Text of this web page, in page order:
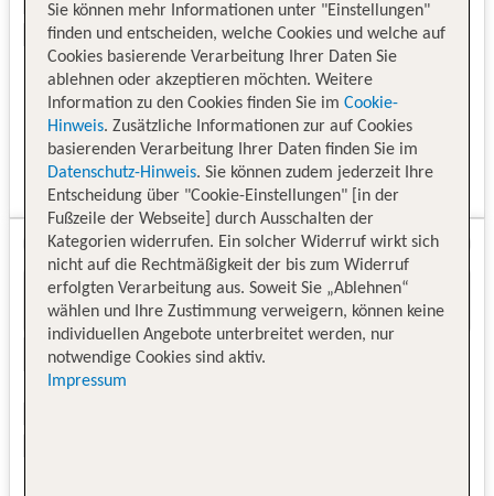
Sie können mehr Informationen unter "Einstellungen"
finden und entscheiden, welche Cookies und welche auf
Cookies basierende Verarbeitung Ihrer Daten Sie
ablehnen oder akzeptieren möchten. Weitere
Information zu den Cookies finden Sie im Cookie-
Hinweis. Zusätzliche Informationen zur auf Cookies
basierenden Verarbeitung Ihrer Daten finden Sie im
Datenschutz-Hinweis. Sie können zudem jederzeit Ihre
Entscheidung über "Cookie-Einstellungen" [in der
Fußzeile der Webseite] durch Ausschalten der
Kategorien widerrufen. Ein solcher Widerruf wirkt sich
nicht auf die Rechtmäßigkeit der bis zum Widerruf
erfolgten Verarbeitung aus. Soweit Sie „Ablehnen“
wählen und Ihre Zustimmung verweigern, können keine
individuellen Angebote unterbreitet werden, nur
notwendige Cookies sind aktiv.
Impressum